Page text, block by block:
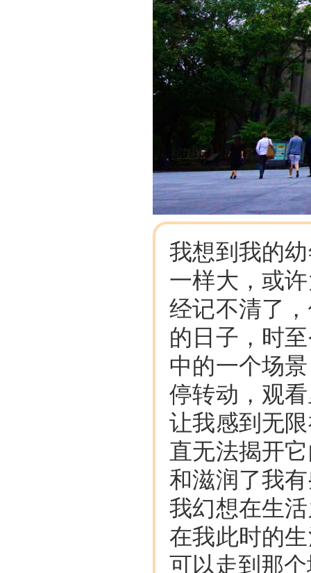
我想到我的
一样大，或
经记不清了
的日子，时
中的一个场
停转动，观
让我感到无
直无法揭开
和滋润了我
我幻想在生
在我此时的
可以走到那